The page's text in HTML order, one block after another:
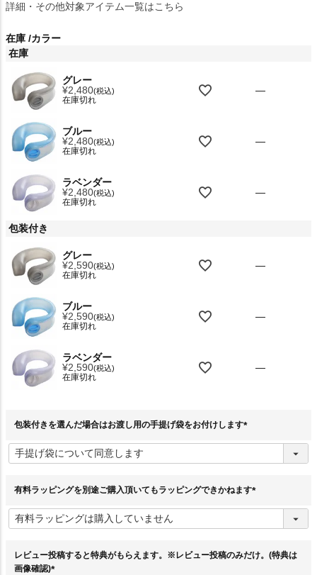
詳細・その他対象アイテム一覧はこちら
在庫 カラー
在庫
グレー
¥2,480 税込
在庫切れ
—
ブルー
¥2,480 税込
在庫切れ
—
ラベンダー
¥2,480 税込
在庫切れ
—
包装付き
グレー
¥2,590 税込
在庫切れ
—
ブルー
¥2,590 税込
在庫切れ
—
ラベンダー
¥2,590 税込
在庫切れ
—
包装付きを選んだ場合はお渡し用の手提げ袋をお付けします
須
有料ラッピングを別途ご購入頂いてもラッピングできかねます
須
レビュー投稿すると特典がもらえます。※レビュー投稿のみだけ。(特典は
画像確認)